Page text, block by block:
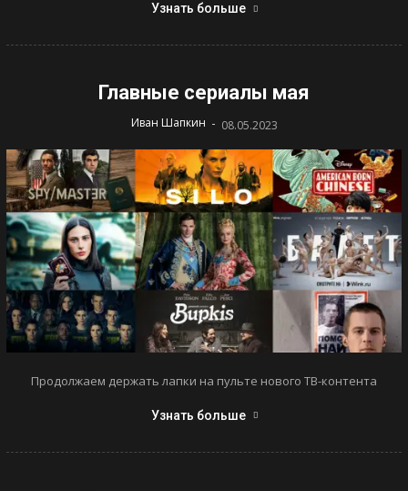
Узнать больше
Главные сериалы мая
Иван Шапкин - 08.05.2023
Продолжаем держать лапки на пульте нового ТВ-контента
Узнать больше